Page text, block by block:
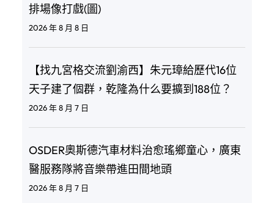
排場像打戲(圖)
2026 年 8 月 8 日
【找九宮格交流劉渝西】朱元璋給歷代16位
天子建了個群，乾隆為什么要擴到188位？
2026 年 8 月 7 日
OSDER奧斯德汽車材料治愈瑤鄉童心，廣東
醫服務隊將音樂帶進田間地頭
2026 年 8 月 7 日